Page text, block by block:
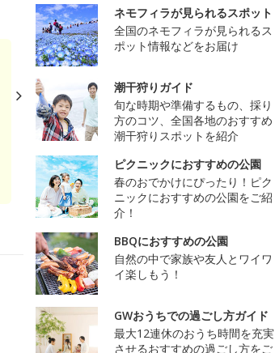
ネモフィラが見られるスポット
全国のネモフィラが見られるス
ポット情報などをお届け
潮干狩りガイド
旬な時期や準備するもの、採り
方のコツ、全国各地のおすすめ
潮干狩りスポットを紹介
ピクニックにおすすめの公園
春のおでかけにぴったり！ピク
ニックにおすすめの公園をご紹
介！
BBQにおすすめの公園
自然の中で家族や友人とワイワ
イ楽しもう！
GWおうちでの過ごし方ガイド
最大12連休のおうち時間を充実
させるおすすめの過ごし方をご